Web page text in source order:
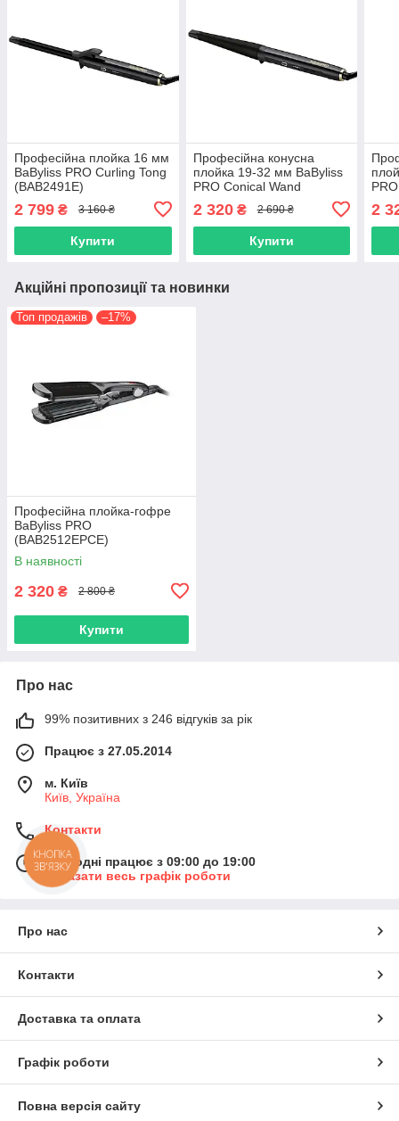
Професійна плойка 16 мм
BaByliss PRO Curling Tong
(BAB2491E)
2 799 ₴ 3 160 ₴
Купити
Професійна конусна
плойка 19-32 мм BaByliss
PRO Conical Wand
2 320₴ 2 690 ₴
Купити
2
Акційні пропозиції та новинки
Топ продажів –17%
Професійна плойка-гофре
BaByliss PRO
(BAB2512EPCE)
В наявності
2 320 ₴ 2 800 ₴
Купити
Про нас
99% позитивних з 246 відгуків за рік
Працює з 27.05.2014
м. Київ
Київ, Україна
Контакти
Сьогодні працює з 09:00 до 19:00
Показати весь графік роботи
Про нас
Контакти
Доставка та оплата
Графік роботи
Повна версія сайту
КНОПКА
ЗВ'ЯЗКУ